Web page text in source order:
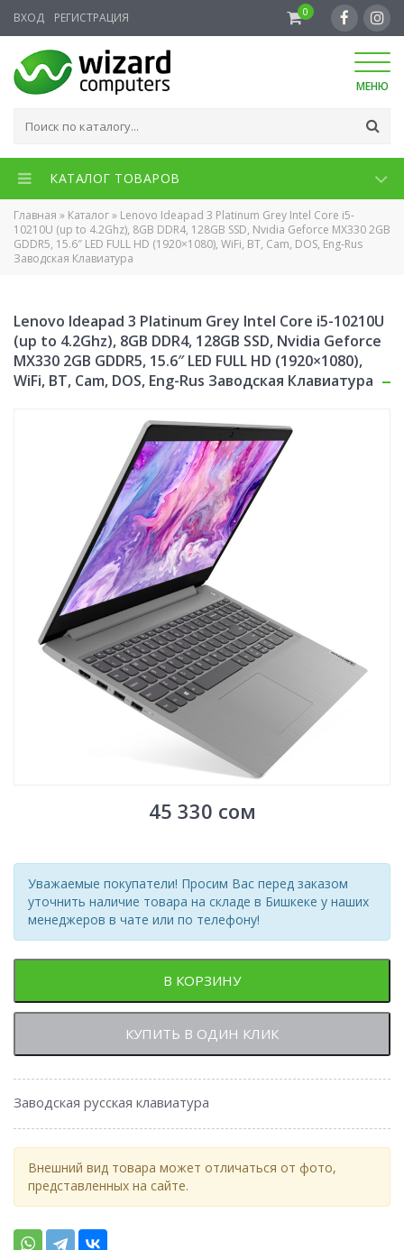
ВХОД РЕГИСТРАЦИЯ 0
МЕНЮ
КАТАЛОГ ТОВАРОВ
Главная » Каталог» Lenovo Ideapad 3 Platinum Grey Intel Core i5-
10210U (up to 4.2Ghz), 8GB DDR4, 128GB SSD, Nvidia Geforce MX330 2GB
GDDR5, 15.6″ LED FULL HD (1920×1080), WiFi, BT, Cam, DOS, Eng-Rus
Заводская Клавиатура
Lenovo Ideapad 3 Platinum Grey Intel Core i5-10210U
(up to 4.2Ghz), 8GB DDR4, 128GB SSD, Nvidia Geforce
MX330 2GB GDDR5, 15.6″ LED FULL HD (1920×1080),
WiFi, BT, Cam, DOS, Eng-Rus Заводская Клавиатура
45 330 сом
Уважаемые покупатели! Просим Вас перед заказом
уточнить наличие товара на складе в Бишкеке у наших
менеджеров в чате или по телефону!
В КОРЗИНУ
КУПИТЬ В ОДИН КЛИК
Заводская русская клавиатура
Внешний вид товара может отличаться от фото,
представленных на сайте.